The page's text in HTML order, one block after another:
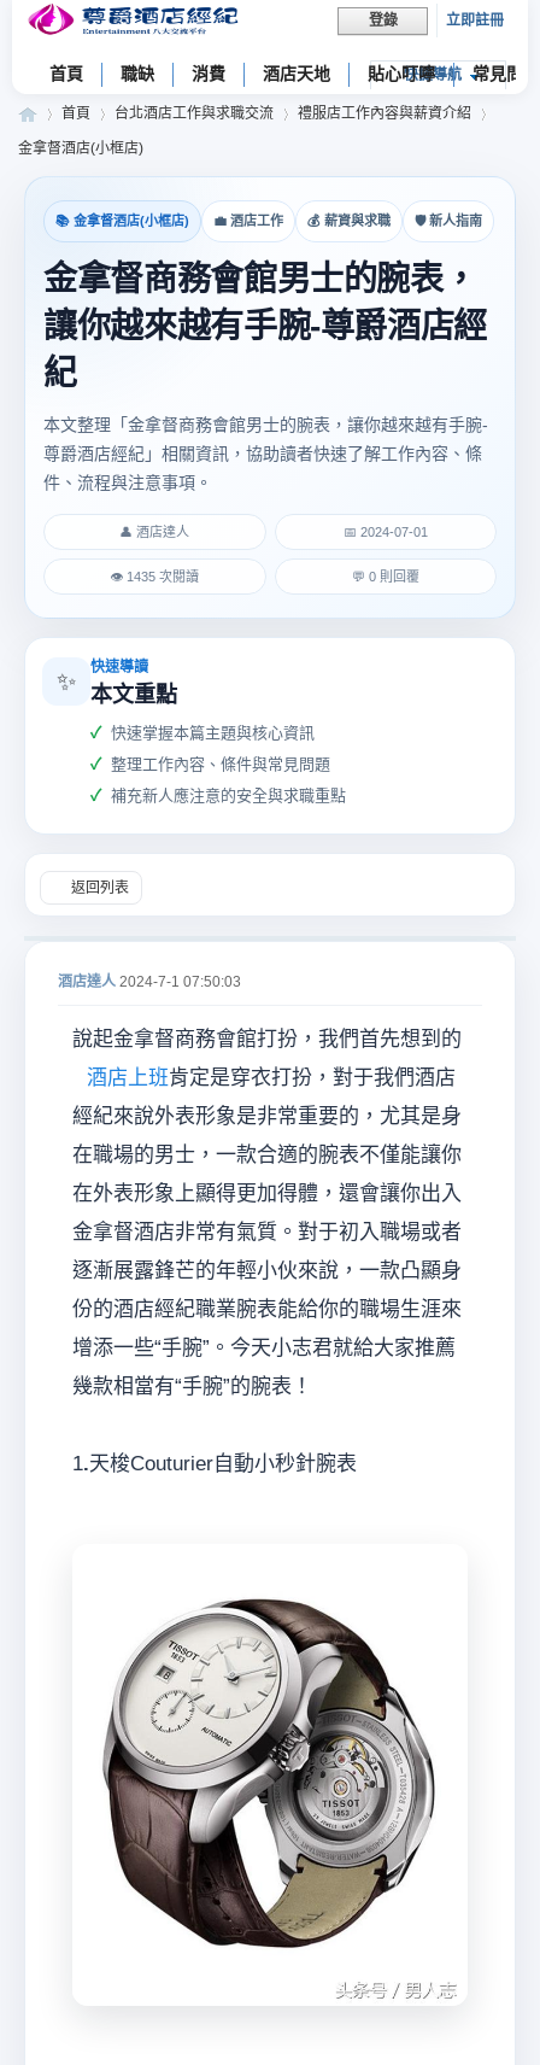
登錄 立即註冊
快捷導航
首頁 職缺 消費 酒店天地 貼心叮嚀 常見問題
»
首頁
›
台北酒店工作與求職交流
›
禮服店工作內容與薪資介紹
›
金拿督酒店(小框店)
📚 金拿督酒店(小框店) 💼 酒店工作 💰 薪資與求職 🛡 新人指南
金拿督商務會館男士的腕表，
讓你越來越有手腕-尊爵酒店經
紀
本文整理「金拿督商務會館男士的腕表，讓你越來越有手腕-
尊爵酒店經紀」相關資訊，協助讀者快速了解工作內容、條
件、流程與注意事項。
👤 酒店達人 📅 2024-07-01
👁 1435 次閱讀 💬 0 則回覆
✨
快速導讀
本文重點
快速掌握本篇主題與核心資訊
整理工作內容、條件與常見問題
補充新人應注意的安全與求職重點
返回列表
酒店達人 2024-7-1 07:50:03
說起金拿督商務會館打扮，我們首先想到的
酒店上班肯定是穿衣打扮，對于我們酒店
經紀來說外表形象是非常重要的，尤其是身
在職場的男士，一款合適的腕表不僅能讓你
在外表形象上顯得更加得體，還會讓你出入
金拿督酒店非常有氣質。對于初入職場或者
逐漸展露鋒芒的年輕小伙來說，一款凸顯身
份的酒店經紀職業腕表能給你的職場生涯來
增添一些“手腕”。今天小志君就給大家推薦
幾款相當有“手腕”的腕表！
1.天梭Couturier自動小秒針腕表